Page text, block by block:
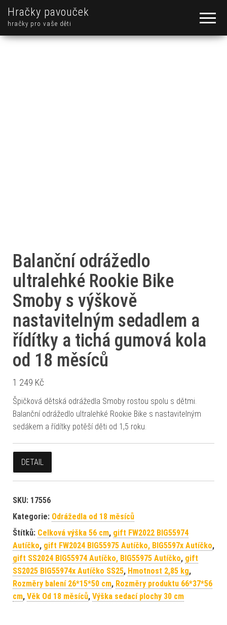
Hračky pavouček
hračky pro vaše děti
Balanční odrážedlo
ultralehké Rookie Bike
Smoby s výškově
nastavitelným sedadlem a
řídítky a tichá gumová kola
od 18 měsíců
1 249 Kč
Špičková dětská odrážedla Smoby rostou spolu s dětmi.
Balanční odrážedlo ultralehké Rookie Bike s nastavitelným
sedákem a řídítky potěší děti od 1,5 roku.
DETAIL
SKU: 17556
Kategorie: Odrážedla od 18 měsíců
Štítků: Celková výška 56 cm, gift FW2022 BIG55974
Autíčko, gift FW2024 BIG55975 Autíčko, BIG5597x Autíčko,
gift SS2024 BIG55974 Autíčko, BIG55975 Autíčko, gift
SS2025 BIG55974x Autíčko SS25, Hmotnost 2,85 kg,
Rozměry balení 26*15*50 cm, Rozměry produktu 66*37*56
cm, Věk Od 18 měsíců, Výška sedací plochy 30 cm